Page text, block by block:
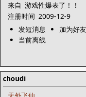
来自 游戏性爆表了！！
注册时间 2009-12-9
发短消息
加为好友
当前离线
choudi